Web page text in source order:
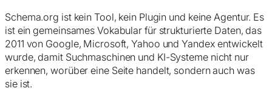
Schema.org ist kein Tool, kein Plugin und keine Agentur. Es
ist ein gemeinsames Vokabular für strukturierte Daten, das
2011 von Google, Microsoft, Yahoo und Yandex entwickelt
wurde, damit Suchmaschinen und KI-Systeme nicht nur
erkennen,worüber eine Seite handelt, sondern auch was
sie ist.